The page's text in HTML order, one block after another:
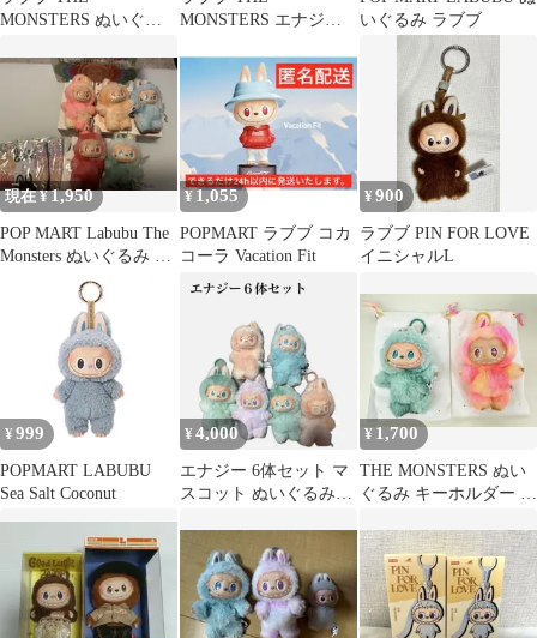
MONSTERS ぬいぐる
MONSTERS エナジー
いぐるみ ラブブ
現在 ¥1,950
POP MART Labubu The
Monsters ぬいぐるみ 5
¥ 1,055
POPMART ラブブ コカ
コーラ Vacation Fit
¥900
ラブブ PIN FOR LOVE
イニシャルL
¥ 999
POPMART LABUBU
Sea Salt Coconut
¥4,000
エナジー 6体セット マ
スコット ぬいぐるみ
¥ 1,700
THE MONSTERS ぬい
ぐるみ キーホルダー 2